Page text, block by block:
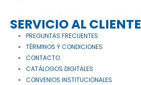
SERVICIO AL CLIENTE
PREGUNTAS FRECUENTES
TÉRMINOS Y CONDICIONES
CONTACTO
CATÁLOGOS DIGITALES
CONVENIOS INSTITUCIONALES